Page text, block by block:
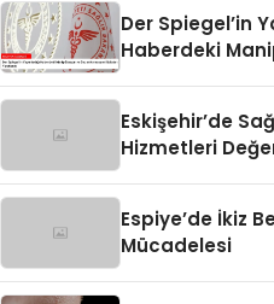
Der Spiegel’in
Haberdeki
Eskişehir’de
Hizmetleri
Espiye’de İkiz
Mücadelesi